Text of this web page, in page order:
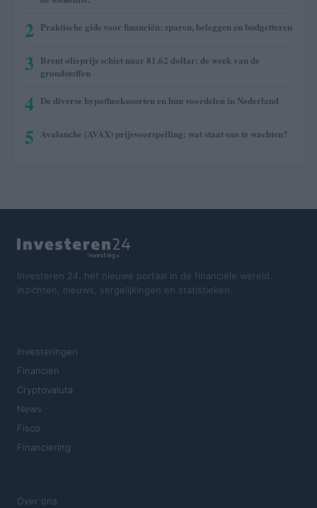
2 Praktische gids voor financiën: sparen, beleggen en budgetteren
3 Brent olieprijs schiet naar 81,62 dollar: de week van de
grondstoffen
4 De diverse hypotheeksoorten en hun voordelen in Nederland
5 Avalanche (AVAX) prijsvoorspelling: wat staat ons te wachten?
Investeren 24, het nieuwe portaal in de financiële wereld.
Inzichten, nieuws, vergelijkingen en statistieken.
Investeringen
Financiën
Cryptovaluta
News
Fisco
Financiering
Over ons